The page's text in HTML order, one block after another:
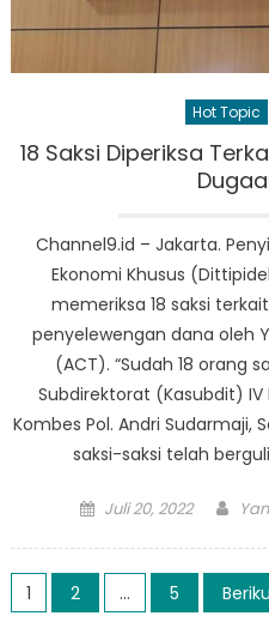
Hot Topic
18 Saksi Diperiksa
Channel9.id – Jakarta.
Ekonomi Khusus
memeriksa 18 saksi
penyelewengan dana oleh
(ACT). “Sudah 18 orang
Subdirektorat (Kasubdit) IV
Kombes Pol. Andri Sudarmaji,
saksi-saksi telah
Posted
Juli 20, 2022
Paginasi
1 2 … 5